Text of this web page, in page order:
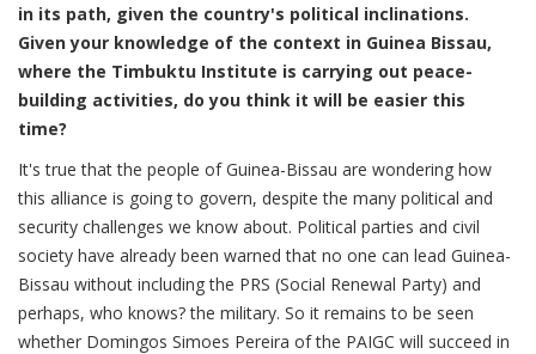
in its path, given the country's political inclinations.
Given your knowledge of the context in Guinea Bissau,
where the Timbuktu Institute is carrying out peace-
building activities, do you think it will be easier this
time?
It's true that the people of Guinea-Bissau are wondering how
this alliance is going to govern, despite the many political and
security challenges we know about. Political parties and civil
society have already been warned that no one can lead Guinea-
Bissau without including the PRS (Social Renewal Party) and
perhaps, who knows? the military. So it remains to be seen
whether Domingos Simoes Pereira of the PAIGC will succeed in